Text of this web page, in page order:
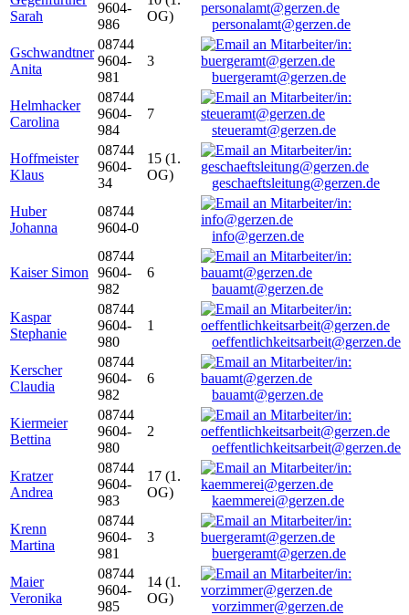
Sarah
9604-
986
OG)
personalamt@gerzen.de
Gschwandtner
Anita
08744
9604-
981
3
buergeramt@gerzen.de
Helmhacker
Carolina
08744
9604-
984
7
steueramt@gerzen.de
Hoffmeister
Klaus
08744
9604-
34
15 (1.
OG)
geschaeftsleitung@gerzen.de
Huber
Johanna
08744
9604-0
info@gerzen.de
Kaiser Simon
08744
9604-
982
6
bauamt@gerzen.de
Kaspar
Stephanie
08744
9604-
980
1
oeffentlichkeitsarbeit@gerzen.de
Kerscher
Claudia
08744
9604-
982
6
bauamt@gerzen.de
Kiermeier
Bettina
08744
9604-
980
2
oeffentlichkeitsarbeit@gerzen.de
Kratzer
Andrea
08744
9604-
983
17 (1.
OG)
kaemmerei@gerzen.de
Krenn
Martina
08744
9604-
981
3
buergeramt@gerzen.de
Maier
Veronika
08744
9604-
985
14 (1.
OG)
vorzimmer@gerzen.de